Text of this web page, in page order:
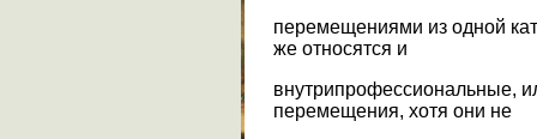
перемещениями из одной
же относятся и
внутрипрофессиональные,
перемещения, хотя они не